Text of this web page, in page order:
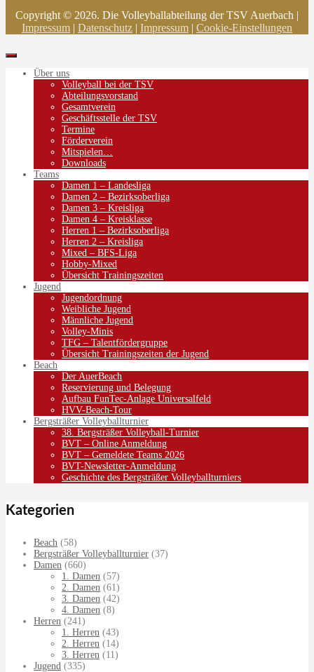
Copyright © 2026. Die Volleyballabteilung der TSV Auerbach |
Impressum | Datenschutz | Impressum | Cookie-Einstellungen
Über uns
Volleyball bei der TSV
Abteilungsvorstand
Gesamtverein
Geschäftsstelle der TSV
Termine
Förderverein
Mitspielen…
Downloads
Teams
Damen 1 – Landesliga
Damen 2 – Bezirksoberliga
Damen 3 – Kreisliga
Damen 4 – Kreisklasse
Herren 1 – Bezirksoberliga
Herren 2 – Kreisliga
Mixed – BFS-Liga
Hobby-Mixed
Übersicht Trainingszeiten
Jugend
Jugendordnung
Weibliche Jugend
Männliche Jugend
Volley-Minis
TFG – Talentfördergruppe
Übersicht Trainingszeiten der Jugend
Beach
Der AuerBeach
Reservierung und Belegung
Aufbau FunTec-Anlage Universalfeld
HVV-Beach-Tour
Bergsträßer Volleyballturnier
38. Bergsträßer Volleyball-Turnier
BVT – Online Anmeldung
BVT – Gemeldete Teams 2026
BVT-Newsletter-Anmeldung
Geschichte des Bergsträßer Volleyballturniers
Kategorien
Beach (58)
Bergsträßer Volleyballturnier (37)
Damen (660)
1. Damen (57)
2. Damen (61)
3. Damen (42)
4. Damen (8)
Herren (241)
1. Herren (43)
2. Herren (14)
3. Herren (11)
Jugend (335)